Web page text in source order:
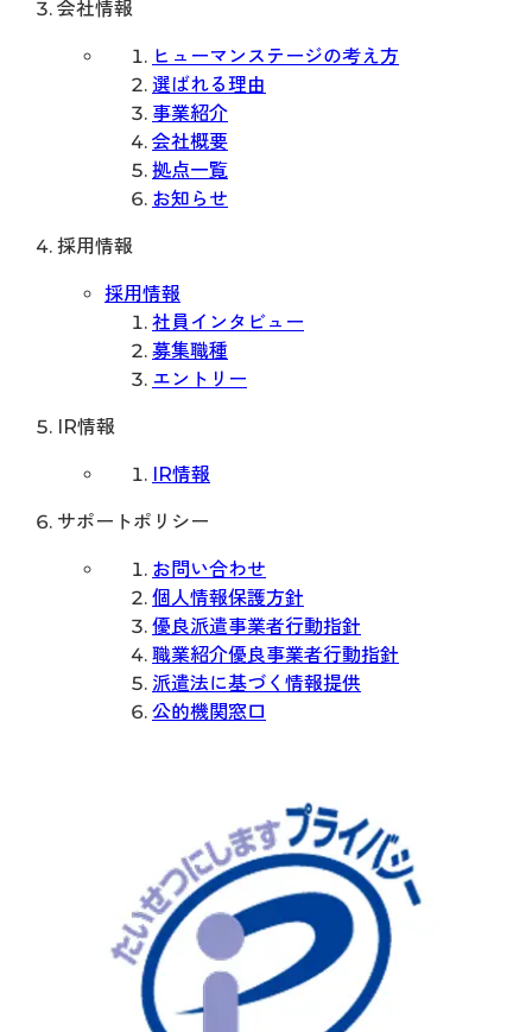
会社情報
ヒューマンステージの考え方
選ばれる理由
事業紹介
会社概要
拠点一覧
お知らせ
採用情報
採用情報
社員インタビュー
募集職種
エントリー
IR情報
IR情報
サポートポリシー
お問い合わせ
個人情報保護方針
優良派遣事業者行動指針
職業紹介優良事業者行動指針
派遣法に基づく情報提供
公的機関窓口